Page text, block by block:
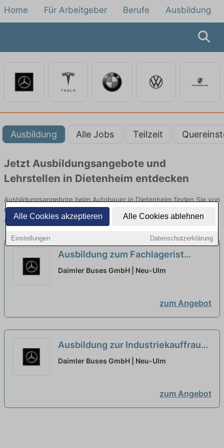
Alle Cookies akzeptieren Alle Cookies ablehnen
Einstellungen Datenschutzerklärung
Home Für Arbeitgeber Berufe Ausbildung
Ausbildung Alle Jobs Teilzeit
Jetzt Ausbildungsangebote und
Lehrstellen in Dietenheim entdecken
Ausbildungsangebote beim Autobauer in Dietenheim finden Sie von
namhaften Firmen. Entdecken Sie freie Optionen von Top-
Arbeitgebern und bewerben Sie sich noch heute.
Ausbildung zum Fachlagerist
(m/w/d), Daimler Buses GmbH,
Daimler Buses GmbH | Neu-Ulm
zum Angebot
Ausbildung zur Industriekauffrau
(m/w/d), Daimler Buses GmbH,
Daimler Buses GmbH | Neu-Ulm
zum Angebot